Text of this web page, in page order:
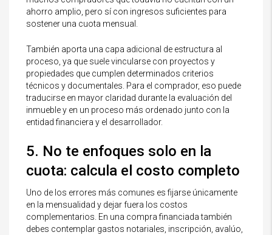
ahorro amplio, pero sí con ingresos suficientes para
sostener una cuota mensual.
También aporta una capa adicional de estructura al
proceso, ya que suele vincularse con proyectos y
propiedades que cumplen determinados criterios
técnicos y documentales. Para el comprador, eso puede
traducirse en mayor claridad durante la evaluación del
inmueble y en un proceso más ordenado junto con la
entidad financiera y el desarrollador.
5. No te enfoques solo en la
cuota: calcula el costo completo
Uno de los errores más comunes es fijarse únicamente
en la mensualidad y dejar fuera los costos
complementarios. En una compra financiada también
debes contemplar gastos notariales, inscripción, avalúo,